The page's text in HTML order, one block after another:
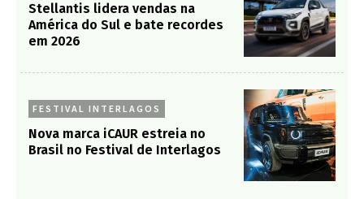
Stellantis lidera vendas na
América do Sul e bate recordes
em 2026
FESTIVAL INTERLAGOS
Nova marca iCAUR estreia no
Brasil no Festival de Interlagos